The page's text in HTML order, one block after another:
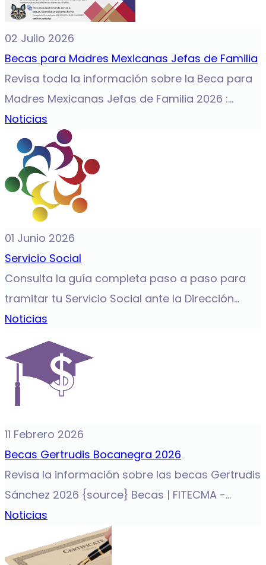
02 Julio 2026
Becas para Madres Mexicanas Jefas de Familia
Revisa toda la información sobre la Beca para
Madres Mexicanas Jefas de Familia 2026 :...
Noticias
01 Junio 2026
Servicio Social
Consulta la guía completa paso a paso para
tramitar tu Servicio Social ante la Dirección...
Noticias
11 Febrero 2026
Becas Gertrudis Bocanegra 2026
Revisa la información sobre las becas Gertrudis
Sánchez 2026 {source} Becas | FITECMA -...
Noticias